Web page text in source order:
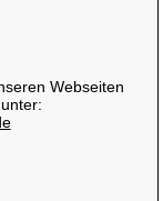
Webseiten